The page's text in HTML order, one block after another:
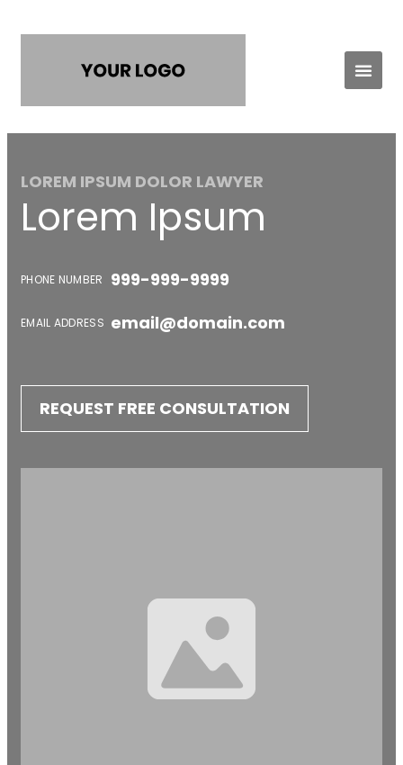
LOREM IPSUM DOLOR LAWYER
Lorem Ipsum
PHONE NUMBER 999-999-9999
EMAIL ADDRESS email@domain.com
REQUEST FREE CONSULTATION